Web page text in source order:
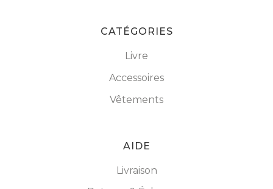
CATÉGORIES
Livre
Accessoires
Vêtements
AIDE
Livraison